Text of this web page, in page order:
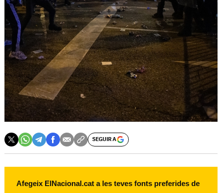
SEGUIR A
Afegeix ElNacional.cat a les teves fonts preferides de